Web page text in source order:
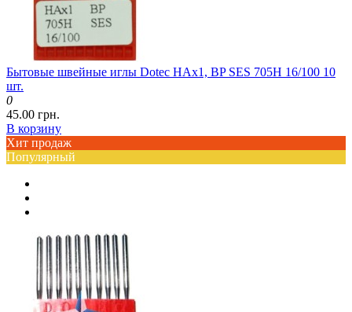
Бытовые швейные иглы Dotec HAx1, BP SES 705H 16/100 10
шт.
0
45.00 грн.
В корзину
Хит продаж
Популярный